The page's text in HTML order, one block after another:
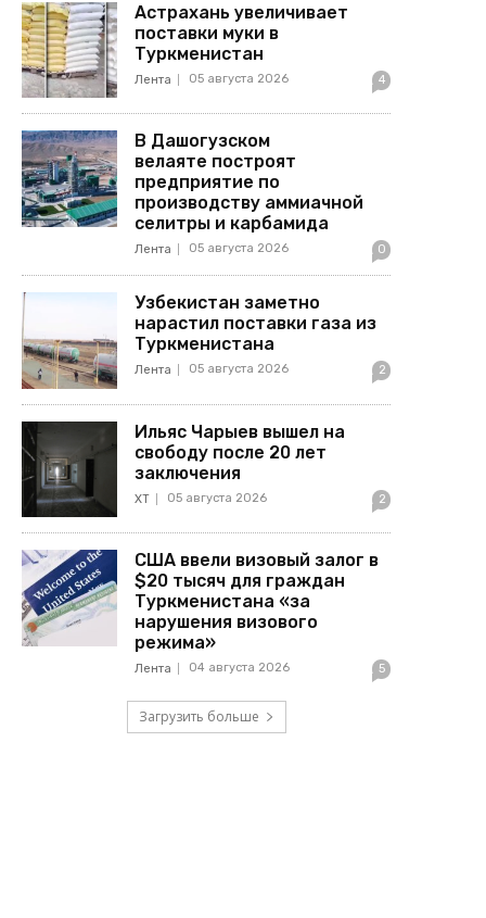
Астрахань увеличивает
поставки муки в
Туркменистан
Лента 05 августа 2026 4
В Дашогузском
велаяте построят
предприятие по
производству аммиачной
селитры и карбамида
Лента 05 августа 2026 0
Узбекистан заметно
нарастил поставки газа из
Туркменистана
Лента 05 августа 2026 2
Ильяс Чарыев вышел на
свободу после 20 лет
заключения
ХТ 05 августа 2026 2
США ввели визовый залог в
$20 тысяч для граждан
Туркменистана «за
нарушения визового
режима»
Лента 04 августа 2026 5
Загрузить больше